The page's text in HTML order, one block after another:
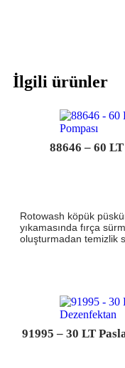
İlgili ürünler
88646 – 60
Rotowash köpük
yıkamasında fırça
oluşturmadan temizlik
91995 – 30 LT